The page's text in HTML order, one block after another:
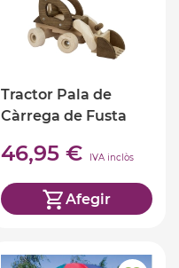
Tractor Pala de
Càrrega de Fusta
46,95 € IVA inclòs
Afegir